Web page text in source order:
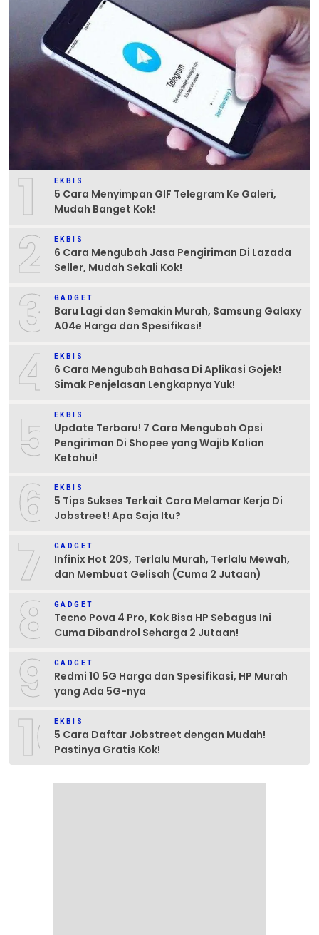
1 EKBIS
5 Cara Menyimpan GIF Telegram Ke Galeri,
Mudah Banget Kok!
2 EKBIS
6 Cara Mengubah Jasa Pengiriman Di Lazada
Seller, Mudah Sekali Kok!
3 GADGET
Baru Lagi dan Semakin Murah, Samsung Galaxy
A04e Harga dan Spesifikasi!
4 EKBIS
6 Cara Mengubah Bahasa Di Aplikasi Gojek!
Simak Penjelasan Lengkapnya Yuk!
5 EKBIS
Update Terbaru! 7 Cara Mengubah Opsi
Pengiriman Di Shopee yang Wajib Kalian
Ketahui!
6 EKBIS
5 Tips Sukses Terkait Cara Melamar Kerja Di
Jobstreet! Apa Saja Itu?
7 GADGET
Infinix Hot 20S, Terlalu Murah, Terlalu Mewah,
dan Membuat Gelisah (Cuma 2 Jutaan)
8 GADGET
Tecno Pova 4 Pro, Kok Bisa HP Sebagus Ini
Cuma Dibandrol Seharga 2 Jutaan!
9 GADGET
Redmi 10 5G Harga dan Spesifikasi, HP Murah
yang Ada 5G-nya
10EKBIS
5 Cara Daftar Jobstreet dengan Mudah!
Pastinya Gratis Kok!